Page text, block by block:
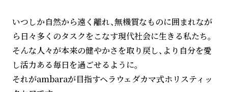
いつしか自然から遠く離れ、無機質なものに囲まれなが
ら日々多くのタスクをこなす現代社会に生きる私たち。
そんな人々が本来の健やかさを取り戻し、より自分を愛
し活力ある毎日を過ごせるように。
それがambaraが目指すヘラウェダカマ式ホリスティッ